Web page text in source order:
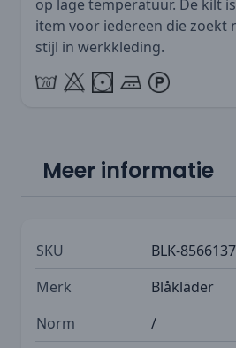
op lage temperatuur. De kilt
item voor iedereen die zoekt
stijl in werkkleding.
Meer informatie
SKU
BLK-
Merk
Blåkläder
Norm
/